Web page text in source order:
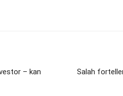
– kan
Salah